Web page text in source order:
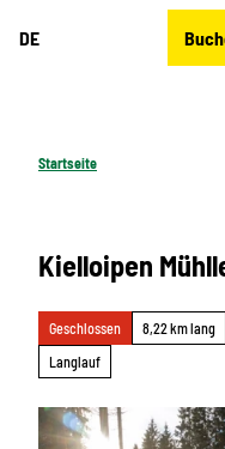
DE
Startseite
Kielloipen
Geschlossen 8,22 km lang
Langlauf